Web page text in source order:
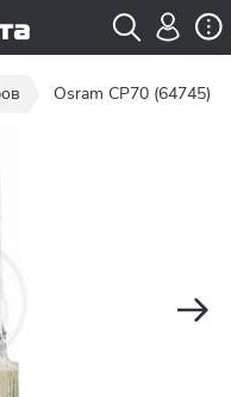
Osram CP70 (64745)